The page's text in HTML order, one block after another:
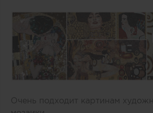
Очень подходит картинам